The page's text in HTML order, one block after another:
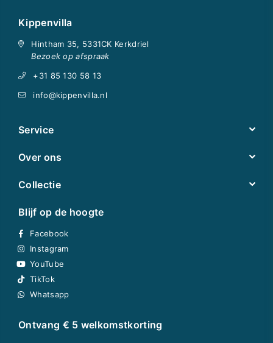
Kippenvilla
Hintham 35, 5331CK Kerkdriel
Bezoek op afspraak
+31 85 130 58 13
info@kippenvilla.nl
Service
Over ons
Collectie
Blijf op de hoogte
Facebook
Instagram
YouTube
TikTok
Whatsapp
Ontvang € 5 welkomstkorting